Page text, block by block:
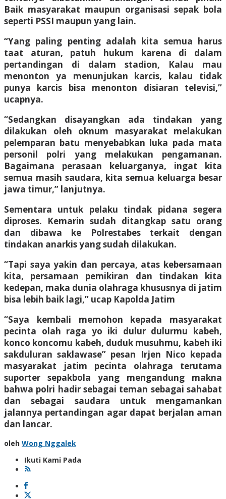
Baik masyarakat maupun organisasi sepak bola
seperti PSSI maupun yang lain.
“Yang paling penting adalah kita semua harus
taat aturan, patuh hukum karena di dalam
pertandingan di dalam stadion, Kalau mau
menonton ya menunjukan karcis, kalau tidak
punya karcis bisa menonton disiaran televisi,”
ucapnya.
“Sedangkan disayangkan ada tindakan yang
dilakukan oleh oknum masyarakat melakukan
pelemparan batu menyebabkan luka pada mata
personil polri yang melakukan pengamanan.
Bagaimana perasaan keluarganya, ingat kita
semua masih saudara, kita semua keluarga besar
jawa timur,” lanjutnya.
Sementara untuk pelaku tindak pidana segera
diproses. Kemarin sudah ditangkap satu orang
dan dibawa ke Polrestabes terkait dengan
tindakan anarkis yang sudah dilakukan.
“Tapi saya yakin dan percaya, atas kebersamaan
kita, persamaan pemikiran dan tindakan kita
kedepan, maka dunia olahraga khususnya di jatim
bisa lebih baik lagi,” ucap Kapolda Jatim
“Saya kembali memohon kepada masyarakat
pecinta olah raga yo iki dulur dulurmu kabeh,
konco koncomu kabeh, duduk musuhmu, kabeh iki
sakduluran saklawase” pesan Irjen Nico kepada
masyarakat jatim pecinta olahraga terutama
suporter sepakbola yang mengandung makna
bahwa polri hadir sebagai teman sebagai sahabat
dan sebagai saudara untuk mengamankan
jalannya pertandingan agar dapat berjalan aman
dan lancar.
oleh Wong Nggalek
Ikuti Kami Pada